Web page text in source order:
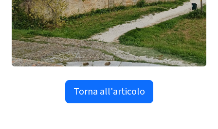
Torna all'articolo